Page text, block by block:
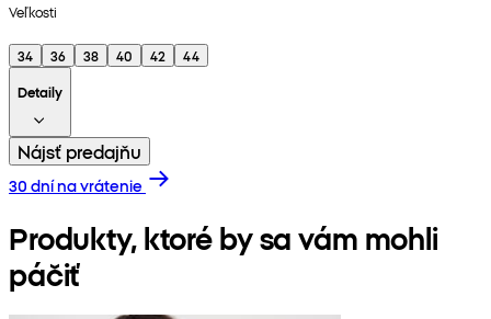
Veľkosti
34 36 38 40 42
44
Detaily
Nájsť predajňu
30 dní na vrátenie
Produkty, ktoré by sa vám mohli
páčiť